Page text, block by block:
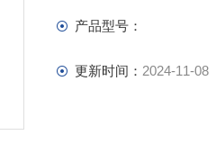
产品型号：
更新时间： 2024-11-08